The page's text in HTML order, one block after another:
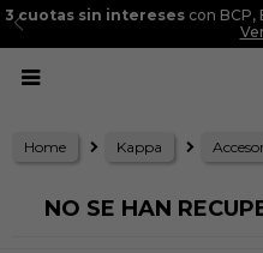
3 cuotas sin intereses con BCP,

Home Kappa
NO SE HAN